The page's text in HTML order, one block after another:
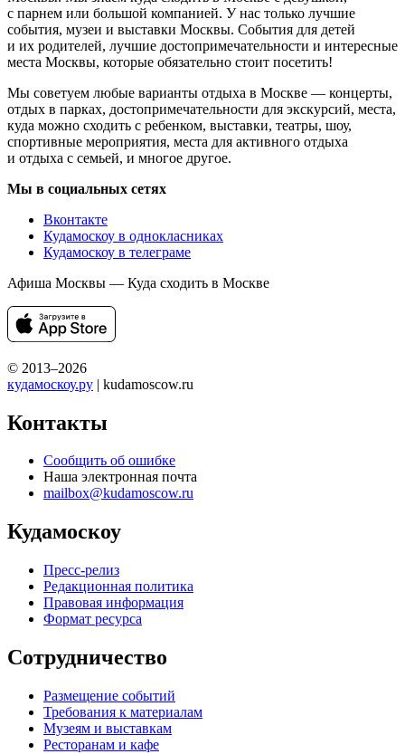
с парнем или большой компанией. У нас только лучшие
события, музеи и выставки Москвы. События для детей
и их родителей, лучшие достопримечательности и интересные
места Москвы, которые обязательно стоит посетить!
Мы советуем любые варианты отдыха в Москве — концерты,
отдых в парках, достопримечательности для экскурсий, места,
куда можно сходить с ребенком, выставки, театры, шоу,
спортивные мероприятия, места для активного отдыха
и отдыха с семьей, и многое другое.
Мы в социальных сетях
Вконтакте
Кудамоскоу в однокласниках
Кудамоскоу в телеграме
Афиша Москвы — Куда сходить в Москве
© 2013–2026
кудамоскоу.ру | kudamoscow.ru
Контакты
Сообщить об ошибке
Наша электронная почта
mailbox@kudamoscow.ru
Кудамоскоу
Пресс-релиз
Редакционная политика
Правовая информация
Формат ресурса
Сотрудничество
Размещение событий
Требования к материалам
Музеям и выставкам
Ресторанам и кафе